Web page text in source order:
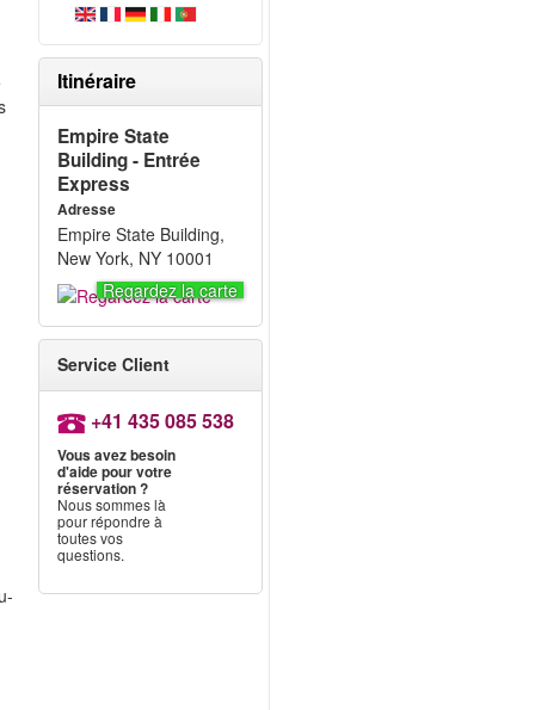
Itinéraire
Empire State
Building - Entrée
Express
Adresse
Empire State Building,
New York, NY 10001
Regardez la carte
Service Client
+41 435 085 538
Vous avez besoin
d'aide pour votre
réservation ?
Nous sommes là
pour répondre à
toutes vos
questions.